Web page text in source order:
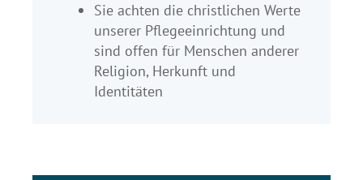
Sie achten die christlichen Werte
unserer Pflegeeinrichtung und
sind offen für Menschen anderer
Religion, Herkunft und
Identitäten